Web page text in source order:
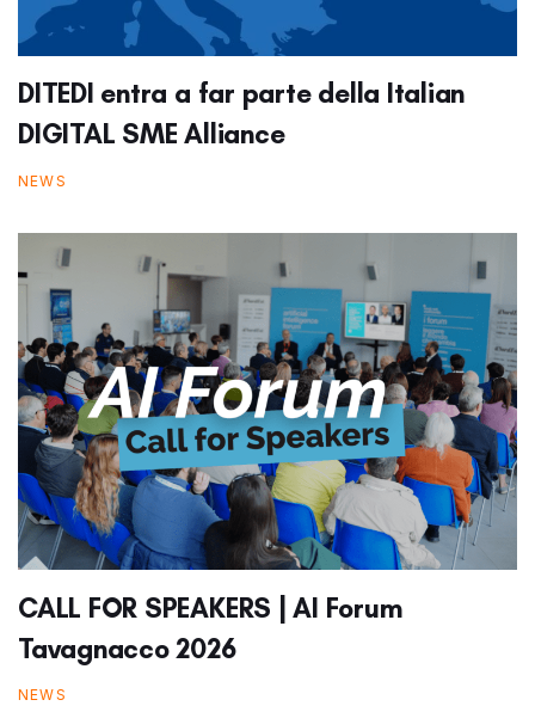
DITEDI entra a far parte della Italian
DIGITAL SME Alliance
NEWS
CALL FOR SPEAKERS | AI Forum
Tavagnacco 2026
NEWS